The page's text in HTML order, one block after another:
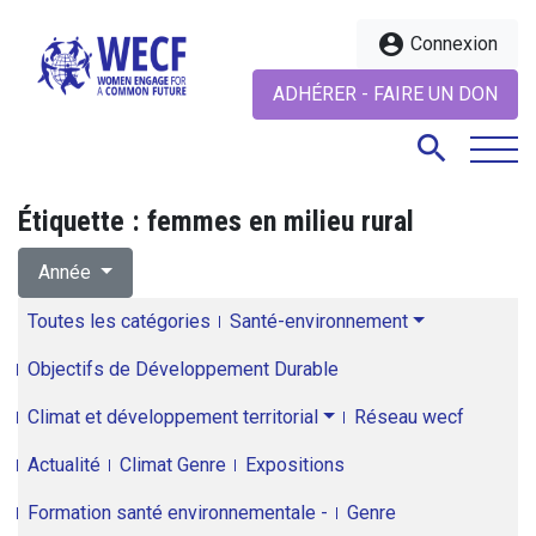
account_circle Connexion
ADHÉRER - FAIRE UN DON
search
Étiquette : femmes en milieu rural
Année
Toutes les catégories Santé-environnement
Objectifs de Développement Durable
Climat et développement territorial Réseau wecf
Actualité Climat Genre Expositions
Formation santé environnementale - Genre